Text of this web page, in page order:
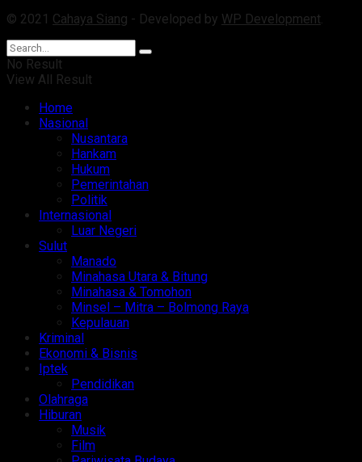
© 2021 Cahaya Siang - Developed by WP Development.
No Result
View All Result
Home
Nasional
Nusantara
Hankam
Hukum
Pemerintahan
Politik
Internasional
Luar Negeri
Sulut
Manado
Minahasa Utara & Bitung
Minahasa & Tomohon
Minsel – Mitra – Bolmong Raya
Kepulauan
Kriminal
Ekonomi & Bisnis
Iptek
Pendidikan
Olahraga
Hiburan
Musik
Film